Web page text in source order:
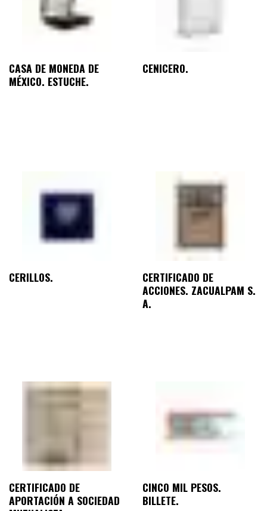
CASA DE MONEDA DE
MÉXICO. ESTUCHE.
CENICERO.
CERILLOS.
CERTIFICADO DE
ACCIONES. ZACUALPAM S.
A.
CERTIFICADO DE
APORTACIÓN A SOCIEDAD
CINCO MIL PESOS.
BILLETE.